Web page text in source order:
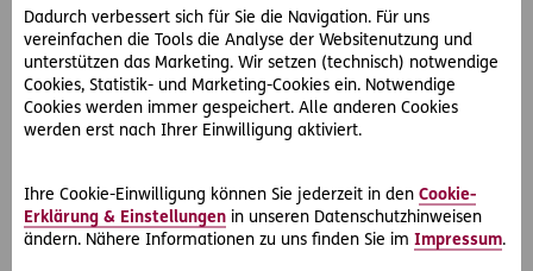
Dadurch verbessert sich für Sie die Navigation. Für uns
vereinfachen die Tools die Analyse der Websitenutzung und
unterstützen das Marketing. Wir setzen (technisch) notwendige
Cookies, Statistik- und Marketing-Cookies ein. Notwendige
Cookies werden immer gespeichert. Alle anderen Cookies
werden erst nach Ihrer Einwilligung aktiviert.
Ihre Cookie-Einwilligung können Sie jederzeit in den Cookie-
Erklärung & Einstellungen in unseren Datenschutzhinweisen
ändern. Nähere Informationen zu uns finden Sie im Impressum.
D.A.S. Schadenersatz-Rechtsschutz bei Personen-, Sach-
oder Vermögensschäden
In seinemD.A.S. Start-Rechtsschutz Privathat Herr R.
auch denSchadenersatz-Rechtsschutzinkludiert. Dieser
aufgrund gesetzlicher Haftpflichtbestimmungen wegen
Personen-, Sach- oder Vermögensschäden.
Für Firmenkunden ist der Schadenersatz-Rechtsschutz